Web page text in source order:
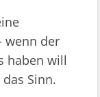
wenn der
haben will
Sinn.